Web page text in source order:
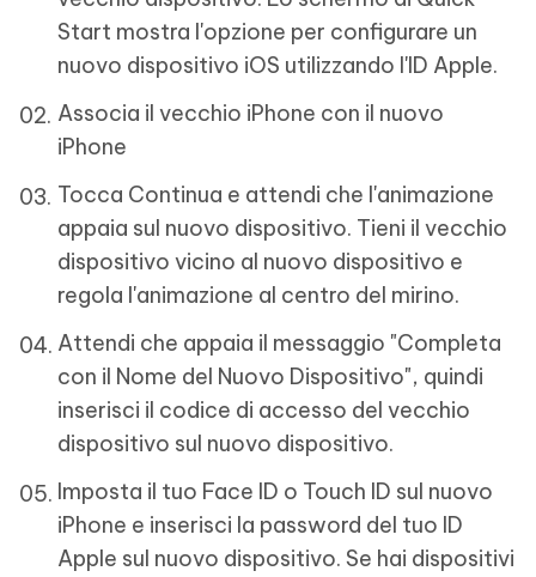
Start mostra l'opzione per configurare un
nuovo dispositivo iOS utilizzando l'ID Apple.
Associa il vecchio iPhone con il nuovo
iPhone
Tocca Continua e attendi che l'animazione
appaia sul nuovo dispositivo. Tieni il vecchio
dispositivo vicino al nuovo dispositivo e
regola l'animazione al centro del mirino.
Attendi che appaia il messaggio "Completa
con il Nome del Nuovo Dispositivo", quindi
inserisci il codice di accesso del vecchio
dispositivo sul nuovo dispositivo.
Imposta il tuo Face ID o Touch ID sul nuovo
iPhone e inserisci la password del tuo ID
Apple sul nuovo dispositivo. Se hai dispositivi